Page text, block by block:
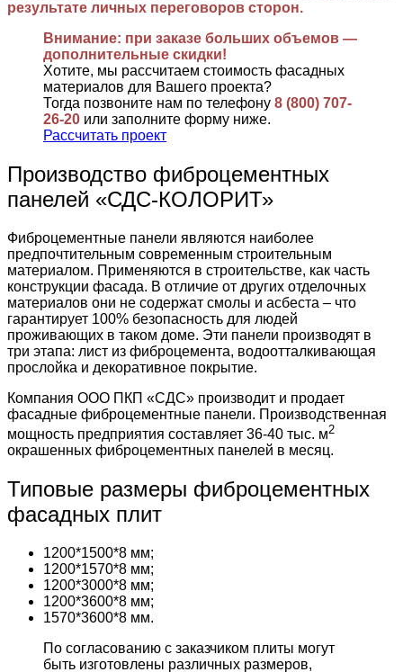
результате личных переговоров сторон.
Внимание: при заказе больших объемов —
дополнительные скидки!
Хотите, мы рассчитаем стоимость фасадных
материалов для Вашего проекта?
Тогда позвоните нам по телефону 8 (800) 707-
26-20 или заполните форму ниже.
Рассчитать проект
Производство фиброцементных
панелей «СДС-КОЛОРИТ»
Фиброцементные панели являются наиболее
предпочтительным современным строительным
материалом. Применяются в строительстве, как часть
конструкции фасада. В отличие от других отделочных
материалов они не содержат смолы и асбеста – что
гарантирует 100% безопасность для людей
проживающих в таком доме. Эти панели производят в
три этапа: лист из фиброцемента, водоотталкивающая
прослойка и декоративное покрытие.
Компания ООО ПКП «СДС» производит и продает
фасадные фиброцементные панели. Производственная
мощность предприятия составляет 36-40 тыс. м2
окрашенных фиброцементных панелей в месяц.
Типовые размеры фиброцементных
фасадных плит
1200*1500*8 мм;
1200*1570*8 мм;
1200*3000*8 мм;
1200*3600*8 мм;
1570*3600*8 мм.
По согласованию с заказчиком плиты могут
быть изготовлены различных размеров,